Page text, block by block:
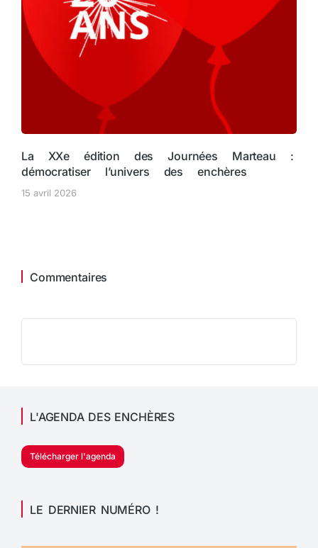
La XXe édition des Journées Marteau :
démocratiser l’univers des enchères
15 avril 2026
Commentaires
L'AGENDA DES ENCHÈRES
Télécharger l'agenda
LE DERNIER NUMÉRO !